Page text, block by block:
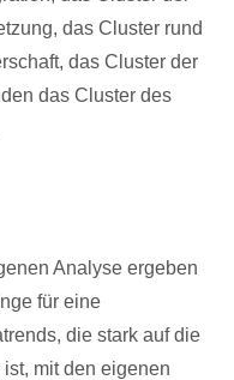
das Cluster rund
das Cluster der
das Cluster des
Analyse ergeben
für eine
die stark auf die
mit den eigenen